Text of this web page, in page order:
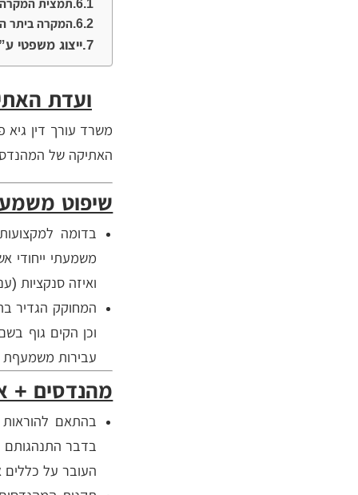
תמצית המקרה
המקרה ביתר
ייצוג משפטי
ועדת
משרד עורך דין גיא
האתיקה של
שיפוט
בדומה
משמעתי ייחודי
ואיזה סנקציות
המחוקק הגדיר
וכן הקים גוף
עבירות משמעףת
מהנדסים +
בדבר התנהגותם
העובר על כללים